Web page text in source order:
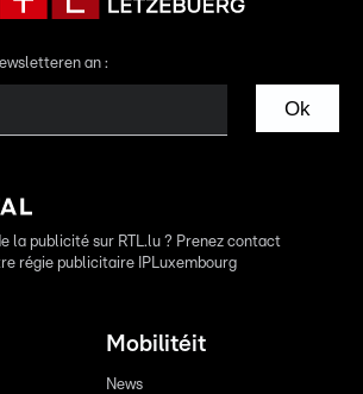
an :
Ok
la publicité sur RTL.lu ? Prenez contact
régie publicitaire IPLuxembourg
Mobilitéit
News